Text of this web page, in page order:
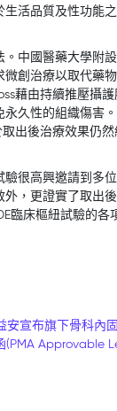
活品質及性功能
中國醫藥大學附
創治療以取代藥
藉由持續推壓攝
久性的組織傷害
出後治療效果仍
很高興邀請到多
，更證實了取出
臨床樞紐試驗的
安宣布旗下骨科內
(PMA Approvable